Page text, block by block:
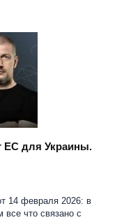
ЕС для Украины.
14 февраля 2026: в
все что связано с